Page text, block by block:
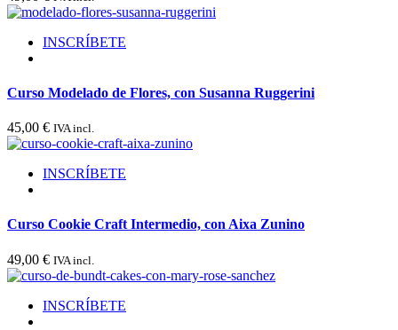
INSCRÍBETE
Curso Modelado de Flores, con Susanna Ruggerini
45,00 € IVA incl.
INSCRÍBETE
Curso Cookie Craft Intermedio, con Aixa Zunino
49,00 € IVA incl.
INSCRÍBETE